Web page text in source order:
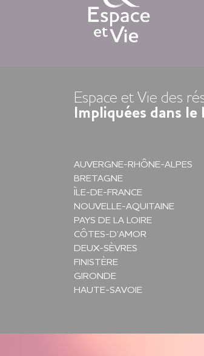
Espace et Vie des
Impliquées dans
AUVERGNE-RHÔNE-ALPES
BRETAGNE
ÎLE-DE-FRANCE
NOUVELLE-AQUITAINE
PAYS DE LA LOIRE
CÔTES-D’AMOR
DEUX-SÈVRES
FINISTÈRE
GIRONDE
HAUTE-SAVOIE